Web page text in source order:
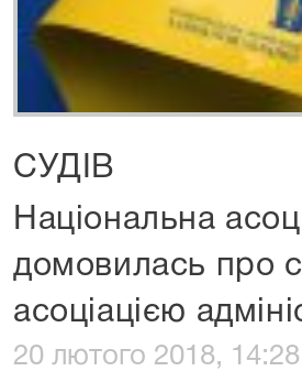
СУДІВ
Національна
домовилась про
асоціацією
20 лютого 2018, 14:28